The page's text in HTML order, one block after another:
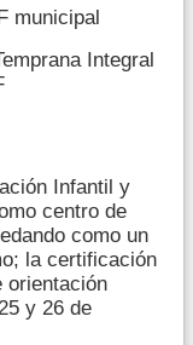
municipal
Integral
Infantil y
centro de
como un
la certificación
orientación
y 26 de